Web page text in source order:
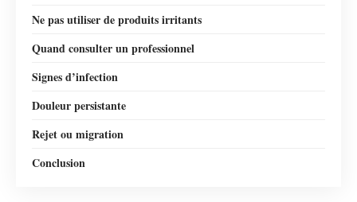
Ne pas utiliser de produits irritants
Quand consulter un professionnel
Signes d’infection
Douleur persistante
Rejet ou migration
Conclusion